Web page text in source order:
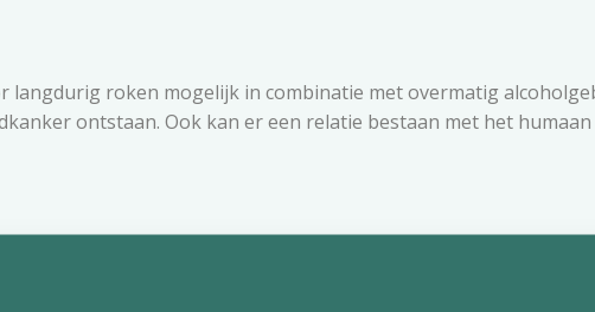
langdurig roken mogelijk in combinatie met overmatig
ontstaan. Ook kan er een relatie bestaan met het